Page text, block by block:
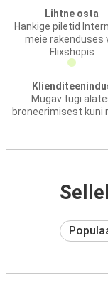
Lihtne osta
Hankige piletid
meie rakenduses
Flixshopis
Mugav tugi
broneerimisest kuni